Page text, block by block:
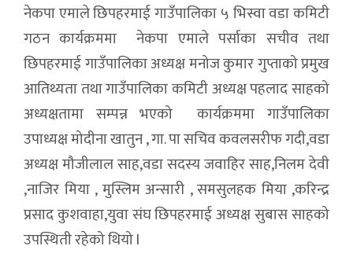
नेकपा एमाले छिपहरमाई गाउँपालिका ५ भिस्वा वडा कमिटी
गठन कार्यक्रममा नेकपा एमाले पर्साका सचीव तथा
छिपहरमाई गाउँपालिका अध्यक्ष मनोज कुमार गुप्ताको प्रमुख
आतिथ्यता तथा गाउँपालिका कमिटी अध्यक्ष पहलाद साहको
अध्यक्षतामा सम्पन्न भएको कार्यक्रममा गाउँपालिका
उपाध्यक्ष मोदीना खातुन , गा. पा सचिव कवलसरीफ गदी,वडा
अध्यक्ष मौजीलाल साह,वडा सदस्य जवाहिर साह,निलम देवी
,नाजिर मिया , मुस्लिम अन्सारी , समसुलहक मिया ,करिन्द्र
प्रसाद कुशवाहा,युवा संघ छिपहरमाई अध्यक्ष सुबास साहको
उपस्थिती रहेको थियो l